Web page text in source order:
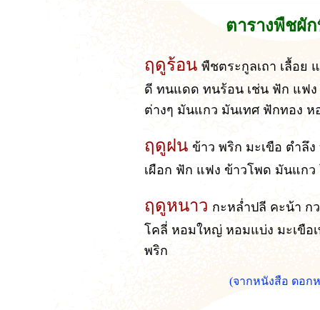
ตารางพืชผั
ฤดูร้อน พืชตระกูลเถา เลื้อย
ดี ทนแดด ทนร้อน เช่น ฟัก แฟง
ต่างๆ มันแกว มันเทศ ฟักทอง ห
ฤดูฝน ข้าว พริก มะเขือ ตำลึ
เผือก ฟัก แฟง ข้าวโพด มันแก
ฤดูหนาว กะหล่ำปลี คะน้า ก
โคลี่ หอมใหญ่ หอมแบ่ง มะเขือ
พริก
(จากหนังสือ ดอก